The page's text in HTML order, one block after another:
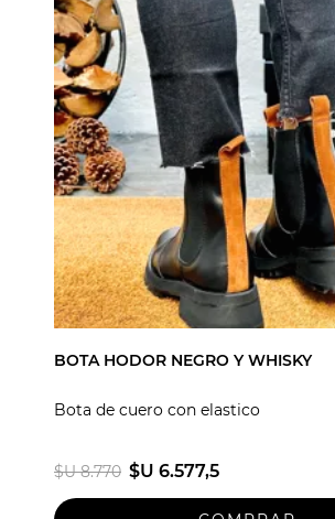
BOTA HODOR NEGRO Y WHISKY
Bota de cuero con elastico
$U 8.770 $U 6.577,5